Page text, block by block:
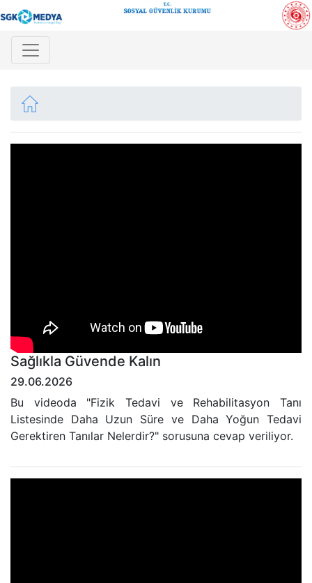
Sağlıkla Güvende Kalın
29.06.2026
Bu videoda "Fizik Tedavi ve Rehabilitasyon Tanı
Listesinde Daha Uzun Süre ve Daha Yoğun Tedavi
Gerektiren Tanılar Nelerdir?" sorusuna cevap veriliyor.